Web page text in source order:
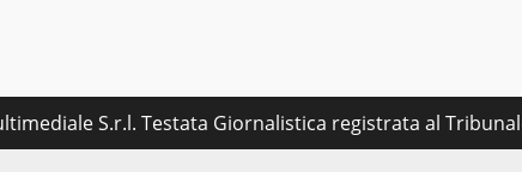
S.r.l. Testata Giornalistica registrata al